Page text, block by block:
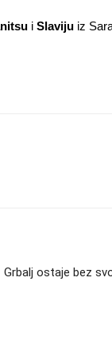
i Slaviju iz
Grbalj ostaje bez